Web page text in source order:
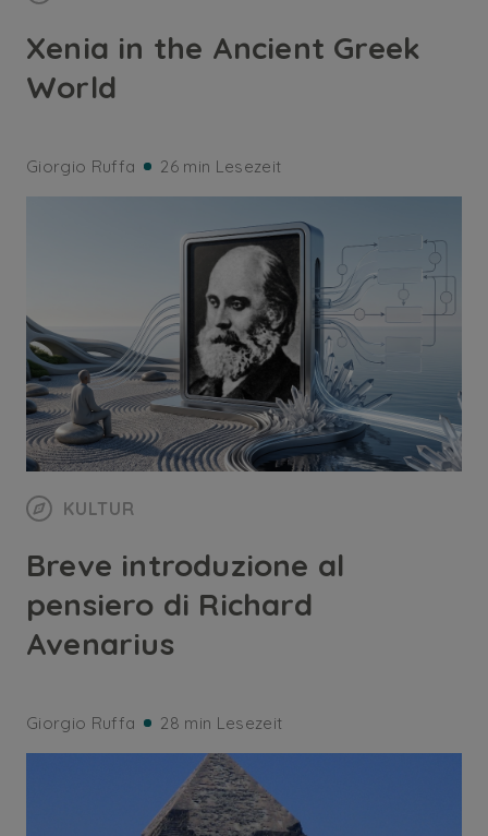
Xenia in the Ancient Greek
World
Giorgio Ruffa 26 min Lesezeit
KULTUR
Breve introduzione al
pensiero di Richard
Avenarius
Giorgio Ruffa 28 min Lesezeit